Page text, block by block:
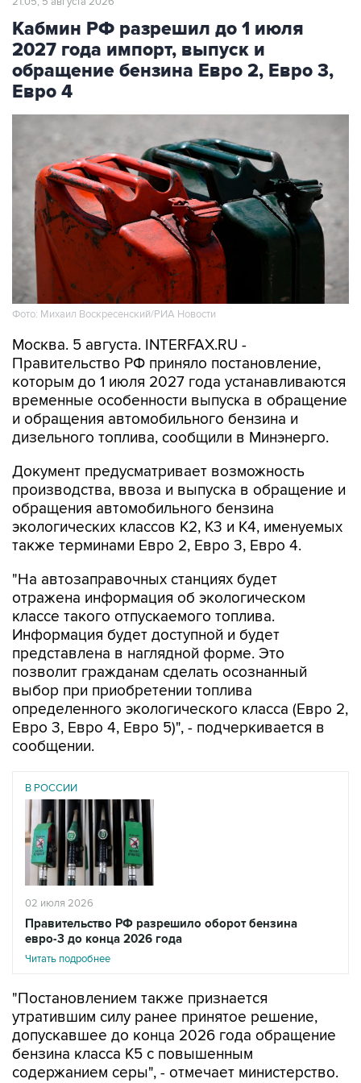
Кабмин РФ разрешил до 1 июля
2027 года импорт, выпуск и
обращение бензина Евро 2, Евро 3,
Евро 4
Фото: Михаил Воскресенский/РИА Новости
Москва. 5 августа. INTERFAX.RU -
Правительство РФ приняло постановление,
которым до 1 июля 2027 года устанавливаются
временные особенности выпуска в обращение
и обращения автомобильного бензина и
дизельного топлива, сообщили в Минэнерго.
Документ предусматривает возможность
производства, ввоза и выпуска в обращение и
обращения автомобильного бензина
экологических классов К2, К3 и К4, именуемых
также терминами Евро 2, Евро 3, Евро 4.
"На автозаправочных станциях будет
отражена информация об экологическом
классе такого отпускаемого топлива.
Информация будет доступной и будет
представлена в наглядной форме. Это
позволит гражданам сделать осознанный
выбор при приобретении топлива
определенного экологического класса (Евро 2,
Евро 3, Евро 4, Евро 5)", - подчеркивается в
сообщении.
В РОССИИ
02 июля 2026
Правительство РФ разрешило оборот бензина
евро-3 до конца 2026 года
Читать подробнее
"Постановлением также признается
утратившим силу ранее принятое решение,
допускавшее до конца 2026 года обращение
бензина класса К5 с повышенным
содержанием серы", - отмечает министерство.